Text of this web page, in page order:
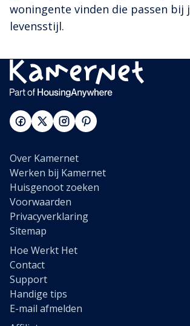
woningente vinden die passen bij
levensstijl.
Over Kamernet
Werken bij Kamernet
Huisgenoot zoeken
Voorwaarden
Privacyverklaring
Sitemap
Hoe Werkt Het
Contact
Support
Handige tips
E-mail afmelden